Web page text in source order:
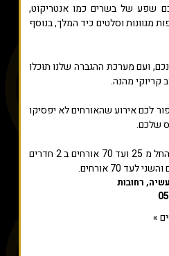
שפע של בשרים כמו אנטריקוט,
מגוונות וסלטים כיד המלך, בנוסף
ועם מערכת ההגברה שלנו תוכלו
קריוקי מהנה.
לכם אירוע שהאורחים לא יפסיקו
שלכם.
המקום מתאים לאירועים של החל מ 25 ועד 70 אורחים ב 2 חדרים
»